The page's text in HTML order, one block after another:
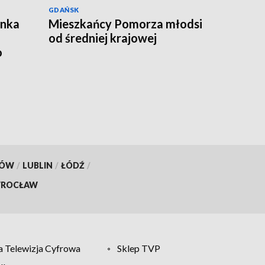
GDAŃSK
Mieszkańcy Pomorza młodsi
od średniej krajowej
/ LUBLIN / ŁÓDŹ /
Telewizja Cyfrowa
Sklep TVP